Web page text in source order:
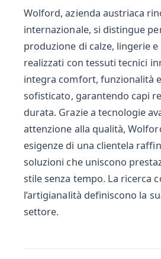
Wolford, azienda austriaca
internazionale, si distingue
produzione di calze, lingerie
realizzati con tessuti tecnici
integra comfort, funzionalità
sofisticato, garantendo capi
durata. Grazie a tecnologie
attenzione alla qualità,
esigenze di una clientela
soluzioni che uniscono
stile senza tempo. La ricerca
l’artigianalità definiscono la
settore.